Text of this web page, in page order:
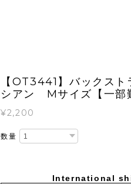
【OT3441】バックス
シアン Mサイズ【一部
¥2,200
数量
International